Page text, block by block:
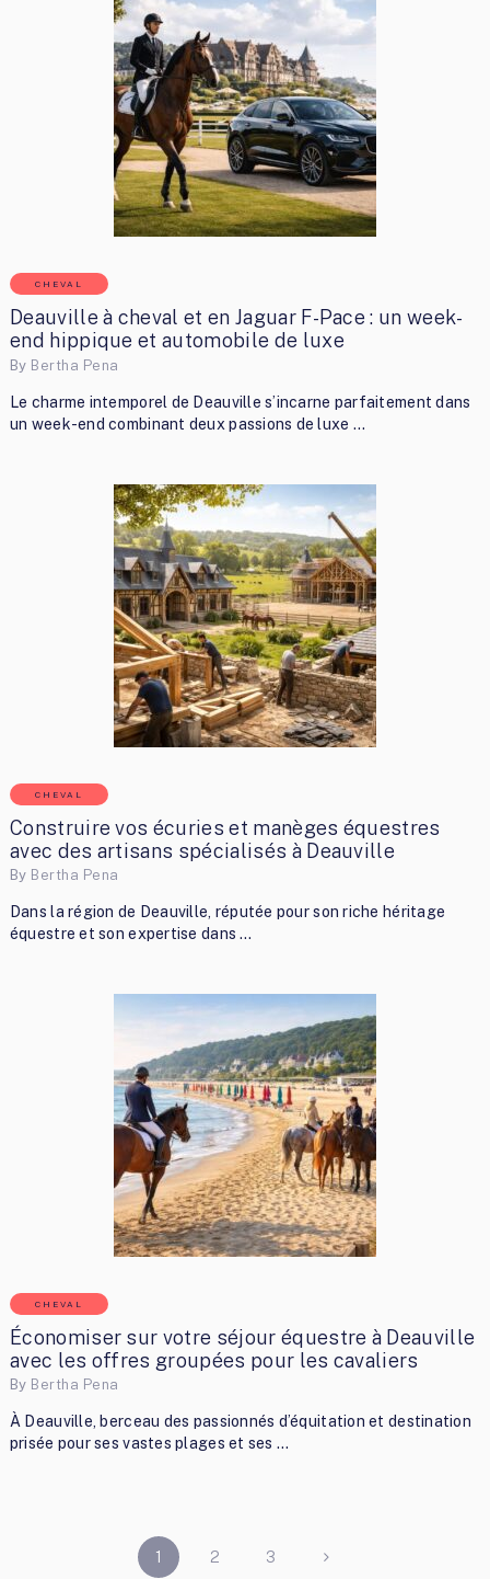
CHEVAL
Deauville à cheval et en Jaguar F-Pace : un week-
end hippique et automobile de luxe
By Bertha Pena
Le charme intemporel de Deauville s’incarne parfaitement dans
un week-end combinant deux passions de luxe …
CHEVAL
Construire vos écuries et manèges équestres
avec des artisans spécialisés à Deauville
By Bertha Pena
Dans la région de Deauville, réputée pour son riche héritage
équestre et son expertise dans …
CHEVAL
Économiser sur votre séjour équestre à Deauville
avec les offres groupées pour les cavaliers
By Bertha Pena
À Deauville, berceau des passionnés d’équitation et destination
prisée pour ses vastes plages et ses …
PAGINATION
1 2 3